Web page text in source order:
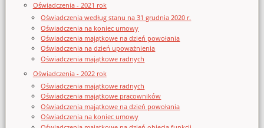
Oświadczenia - 2021 rok
Oświadczenia według stanu na 31 grudnia 2020 r.
Oświadczenia na koniec umowy
Oświadczenia majątkowe na dzień powołania
Oświadczenia na dzień upoważnienia
Oświadczenia majątkowe radnych
Oświadczenia - 2022 rok
Oświadczenia majątkowe radnych
Oświadczenia majątkowe pracowników
Oświadczenia majątkowe na dzień powołania
Oświadczenia na koniec umowy